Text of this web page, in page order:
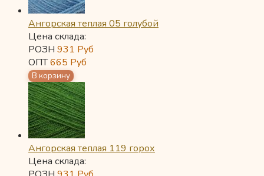
Ангорская теплая 05 голубой
Цена склада:
РОЗН 931 Руб
ОПТ665 Руб
Ангорская теплая 119 горох
Цена склада: